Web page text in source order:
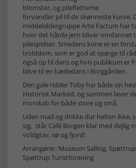
blomster, og pilefletterne
forvandler pil til de skønneste kurve.
middelaldergruppe Arte Factum har
hvor det hårde jern bliver omdannet
pilespidser. Smedens kone er en
trolddom, som er god at spørge til
også op til dans og hvis publikum er
blive til en kædedans i Borggården.
Den gale ridder Toby har både sin
Historisk Marked, og sammen laver
morskab for både store og små.
Uden mad og drikke dur helten ikke,
sig, står Café Borgen klar med dejlig
voldgrav, sø og fjord!
Arrangører: Museum Salling,
Spøttrup Turistforening